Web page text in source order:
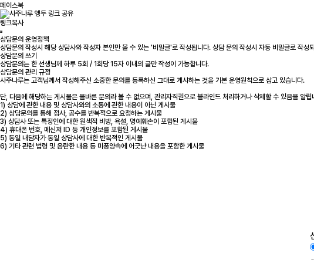
페이스북
링크복사
상담문의 운영정책
상담문의 작성시 해당 상담사와 작성자 본인만 볼 수 있는 '비밀글'로 작성됩니다. 상담 문의 작성시 자동 비밀글로 작성
상담문의 쓰기
상담문의는 한 선생님께 하루 5회 / 1회당 15자 이내의 글만 작성이 가능합니다.
상담문의 관리 규정
사주나루는 고객님께서 작성해주신 소중한 문의를 등록하신 그대로 게시하는 것을 기본 운영원칙으로 삼고 있습니다.
단, 다음에 해당하는 게시물은 올바른 문의라 볼 수 없으며, 관리자직권으로 블라인드 처리하거나 삭제할 수 있음을 알립
1) 상담에 관한 내용 및 상담사와의 소통에 관한 내용이 아닌 게시물
2) 상담문의를 통해 점사, 공수를 반복적으로 요청하는 게시물
3) 상담사 또는 특정인에 대한 원색적 비방, 욕설, 명예훼손이 포함된 게시물
4) 휴대폰 번호, 메신저 ID 등 개인정보를 포함된 게시물
5) 동일 내담자가 동일 상담사에 대한 반복적인 게시물
6) 기타 관련 법령 및 음란한 내용 등 미풍양속에 어긋난 내용을 포함한 게시물